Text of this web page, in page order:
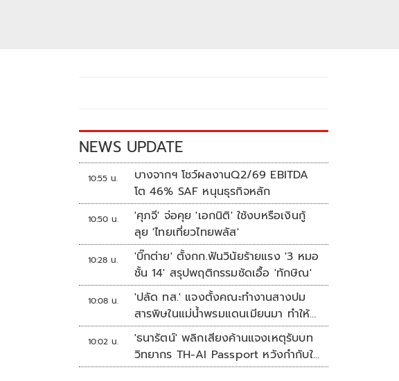
NEWS UPDATE
10:55 น.
บางจากฯ โชว์ผลงานQ2/69 EBITDA
โต 46% SAF หนุนธุรกิจหลัก
10:50 น.
'ศุภจี' จ่อคุย 'เอกนิติ' ใช้งบหรือเงินกู้
ลุย 'ไทยเที่ยวไทยพลัส'
10:28 น.
'บิ๊กต่าย' ตั้งกก.ฟันวินัยร้ายแรง '3 หมอ
ชั้น 14' สรุปพฤติกรรมชัดเอื้อ 'ทักษิณ'
10:08 น.
'ปลัด ทส.' แจงตั้งคณะทำงานสางปม
สารพิษในแม่น้ำพรมแดนเมียนมา ทำให้
แก้ปัญหารวดเร็ว
10:02 น.
'ธนารัตน์' พลิกเสียงค้านแจงเหตุรับบท
วิทยากร TH-AI Passport หวังกำกับใช้
งบเหมาะสม ชูจุดเด่นคนไทยได้ใช้ AI